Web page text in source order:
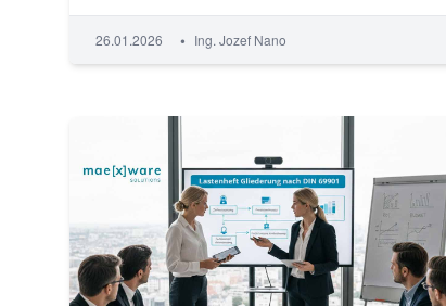
26.01.2026 • Ing. Jozef Nano